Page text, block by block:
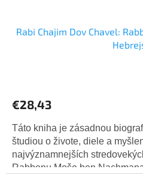
Rabi Chajim Dov Chavel:
€28,43
Táto kniha je zásadnou
študiou o živote, diele a
najvýznamnejších
Rabbenu Moše ben